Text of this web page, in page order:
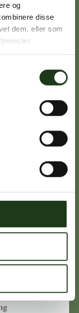
og
disse
dem, eller som